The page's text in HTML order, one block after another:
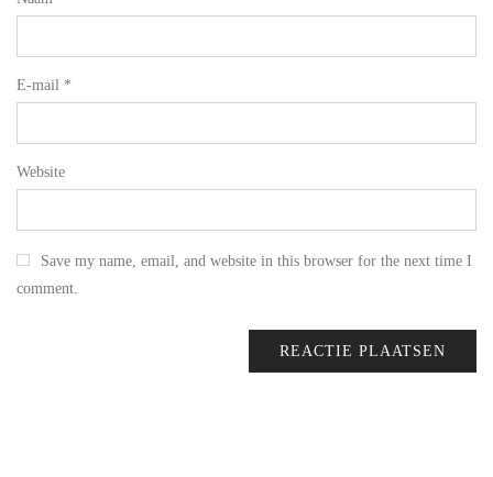
E-mail *
Website
Save my name, email, and website in this browser for the next time I
comment.